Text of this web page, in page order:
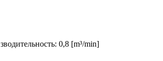
0,8 [m³/min]